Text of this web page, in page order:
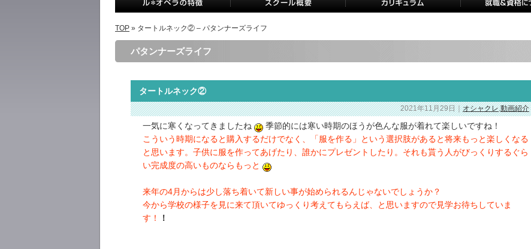
TOP » タートルネック② – パタンナーズライフ
パタンナーズライフ
タートルネック②
2021年11月29日｜オシャクレ,動画紹介
一気に寒くなってきましたね
季節的には寒い時期のほうが色んな服が着れて楽しいですね！
こういう時期になると購入するだけでなく、「服を作る」という選択肢があると将来もっと楽しくなる
と思います。子供に服を作ってあげたり、誰かにプレゼントしたり。それも貰う人がびっくりするぐら
い完成度の高いものならもっと
来年の4月からは少し落ち着いて新しい事が始められるんじゃないでしょうか？
今から学校の様子を見に来て頂いてゆっくり考えてもらえば、と思いますので見学お待ちしていま
す！
！